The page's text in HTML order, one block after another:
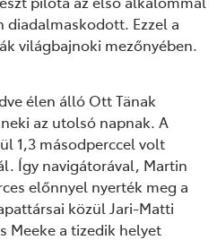
diadalmaskodott. Ezzel a
világbajnoki mezőnyében.
élen álló Ott Tänak
az utolsó napnak. A
1,3 másodperccel volt
Így navigátorával, Martin
előnnyel nyerték meg a
közül Jari-Matti
Meeke a tizedik helyet